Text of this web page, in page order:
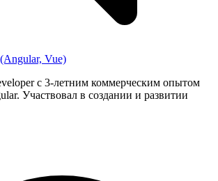
Vue)
с 3-летним коммерческим опытом
Участвовал в создании и развитии